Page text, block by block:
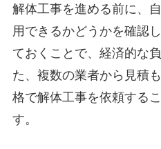
解体工事を進める前に、
用できるかどうかを確認
ておくことで、経済的な
た、複数の業者から見積
格で解体工事を依頼する
す。